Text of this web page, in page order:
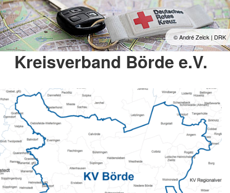
© André Zelck | DRK
Kreisverband Börde e.V.